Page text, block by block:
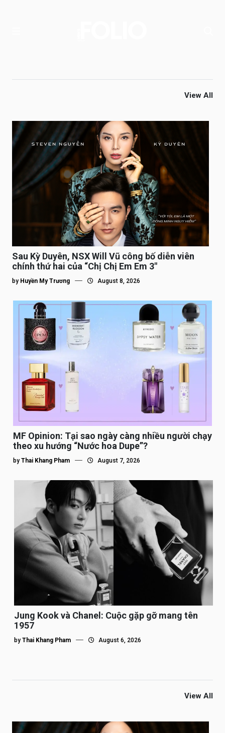
View All
Sau Kỳ Duyên, NSX Will Vũ công bố diễn viên
chính thứ hai của “Chị Chị Em Em 3″
by Huyền My Trương August 8, 2026
MF Opinion: Tại sao ngày càng nhiều người chạy
theo xu hướng “Nước hoa Dupe”?
by Thai Khang Pham August 7, 2026
Jung Kook và Chanel: Cuộc gặp gỡ mang tên
1957
by Thai Khang Pham August 6, 2026
View All